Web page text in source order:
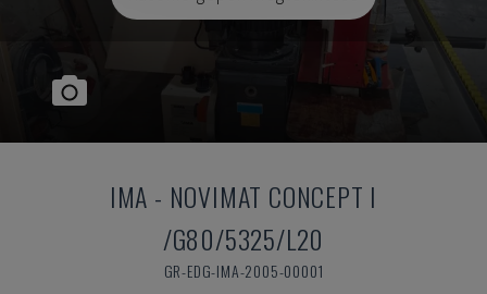
IMA - NOVIMAT CONCEPT I
/G80/5325/L20
GR-EDG-IMA-2005-00001